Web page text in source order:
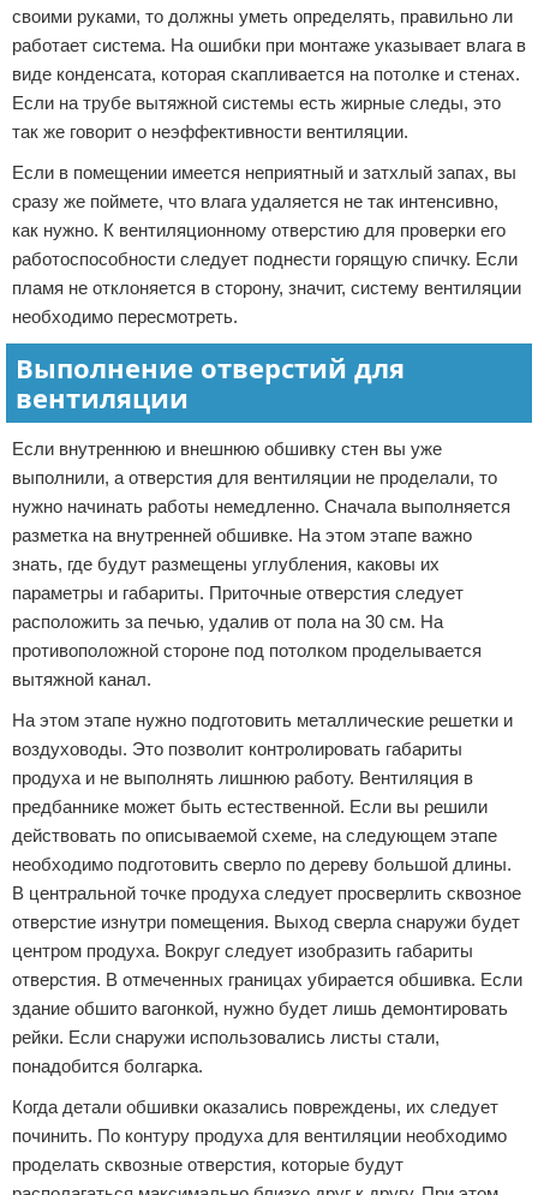
своими руками, то должны уметь определять, правильно ли
работает система. На ошибки при монтаже указывает влага в
виде конденсата, которая скапливается на потолке и стенах.
Если на трубе вытяжной системы есть жирные следы, это
так же говорит о неэффективности вентиляции.
Если в помещении имеется неприятный и затхлый запах, вы
сразу же поймете, что влага удаляется не так интенсивно,
как нужно. К вентиляционному отверстию для проверки его
работоспособности следует поднести горящую спичку. Если
пламя не отклоняется в сторону, значит, систему вентиляции
необходимо пересмотреть.
Выполнение отверстий для
вентиляции
Если внутреннюю и внешнюю обшивку стен вы уже
выполнили, а отверстия для вентиляции не проделали, то
нужно начинать работы немедленно. Сначала выполняется
разметка на внутренней обшивке. На этом этапе важно
знать, где будут размещены углубления, каковы их
параметры и габариты. Приточные отверстия следует
расположить за печью, удалив от пола на 30 см. На
противоположной стороне под потолком проделывается
вытяжной канал.
На этом этапе нужно подготовить металлические решетки и
воздуховоды. Это позволит контролировать габариты
продуха и не выполнять лишнюю работу. Вентиляция в
предбаннике может быть естественной. Если вы решили
действовать по описываемой схеме, на следующем этапе
необходимо подготовить сверло по дереву большой длины.
В центральной точке продуха следует просверлить сквозное
отверстие изнутри помещения. Выход сверла снаружи будет
центром продуха. Вокруг следует изобразить габариты
отверстия. В отмеченных границах убирается обшивка. Если
здание обшито вагонкой, нужно будет лишь демонтировать
рейки. Если снаружи использовались листы стали,
понадобится болгарка.
Когда детали обшивки оказались повреждены, их следует
починить. По контуру продуха для вентиляции необходимо
проделать сквозные отверстия, которые будут